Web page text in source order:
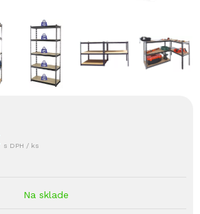
s DPH / ks
Na sklade